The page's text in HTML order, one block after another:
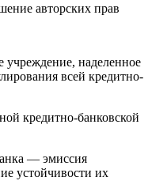
авторских прав
учреждение, наделенное
всей кредитно-
кредитно-банковской
— эмиссия
устойчивости их